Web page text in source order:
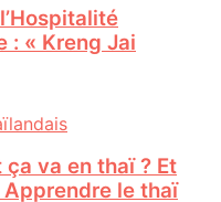
: « Kreng Jai
va en thaï ? Et
le thaï